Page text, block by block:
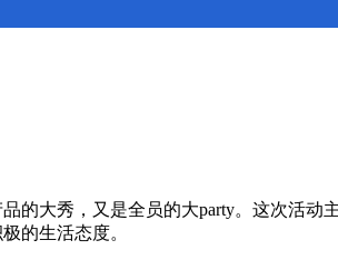
的大秀，又是全员的大party。这次活动
的生活态度。